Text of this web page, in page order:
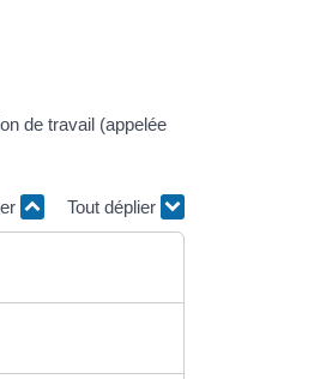
de travail (appelée
Tout déplier